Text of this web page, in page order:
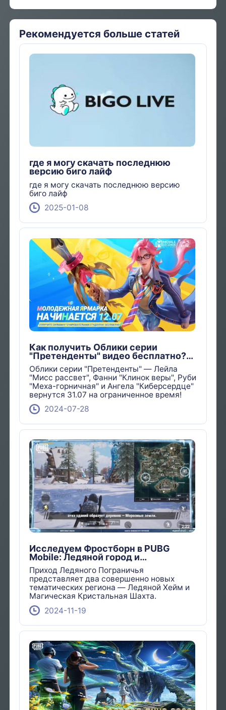
Рекомендуется больше статей
где я могу скачать последнюю
версию биго лайф
где я могу скачать последнюю версию
биго лайф
2025-01-08
Как получить Облики серии
"Претенденты" видео бесплатно?
Mobile Legends BangBang
Облики серии "Претенденты" — Лейла
"Мисс рассвет", Фанни "Клинок веры", Руби
"Меха-горничная" и Ангела "Киберсердце"
вернутся 31.07 на ограниченное время!
2024-07-28
Исследуем Фростборн в PUBG
Mobile: Ледяной город и
хрустальный карьер
Приход Ледяного Пограничья
представляет два совершенно новых
тематических региона — Ледяной Хейм и
Магическая Кристальная Шахта.
2024-11-19